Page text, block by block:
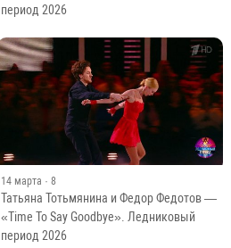
период 2026
14 марта · 8
Татьяна Тотьмянина и Федор Федотов —
«Time To Say Goodbye». Ледниковый
период 2026